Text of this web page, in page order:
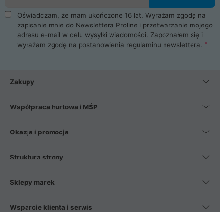
Oświadczam, że mam ukończone 16 lat. Wyrażam zgodę na
zapisanie mnie do Newslettera Proline i przetwarzanie mojego
adresu e-mail w celu wysyłki wiadomości. Zapoznałem się i
wyrażam zgodę na postanowienia regulaminu newslettera.
Zakupy
Współpraca hurtowa i MŚP
Okazja i promocja
Struktura strony
Sklepy marek
Wsparcie klienta i serwis